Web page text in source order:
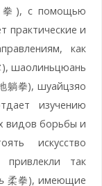
拳), с помощью
практические и
как
), шаолиньцюань
躺拳), шуайцзяо
изучению
видов борьбы и
искусство
так
柔拳), имеющие